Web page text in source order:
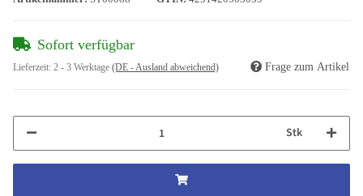
Sofort verfügbar
Lieferzeit: 2 - 3 Werktage (DE - Ausland abweichend) Frage zum Artikel
Stk